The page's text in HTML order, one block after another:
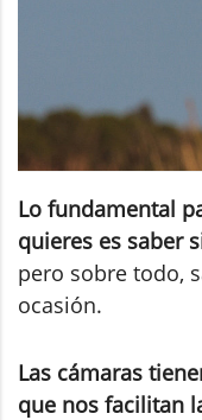
Lo fundamental
quieres es saber
pero sobre todo,
ocasión.
Las cámaras
que nos facilitan